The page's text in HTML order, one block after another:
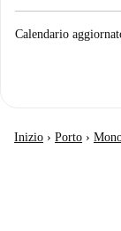
Calendario
Inizio › Porto ›